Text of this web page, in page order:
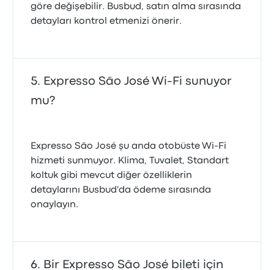
göre değişebilir. Busbud, satın alma sırasında
detayları kontrol etmenizi önerir.
Expresso São José Wi-Fi sunuyor
mu?
Expresso São José şu anda otobüste Wi‑Fi
hizmeti sunmuyor. Klima, Tuvalet, Standart
koltuk gibi mevcut diğer özelliklerin
detaylarını Busbud'da ödeme sırasında
onaylayın.
Bir Expresso São José bileti için